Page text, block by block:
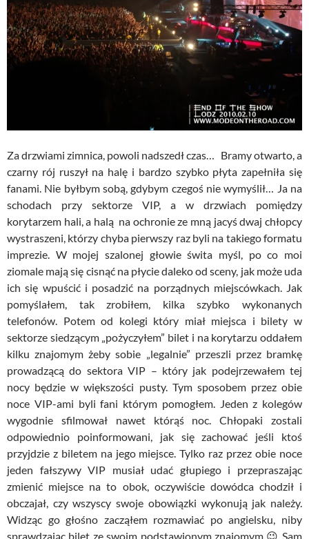
Za drzwiami zimnica, powoli nadszedł czas… Bramy otwarto, a
czarny rój ruszył na halę i bardzo szybko płyta zapełniła się
fanami. Nie byłbym sobą, gdybym czegoś nie wymyślił… Ja na
schodach przy sektorze VIP, a w drzwiach pomiędzy
korytarzem hali, a halą na ochronie ze mną jacyś dwaj chłopcy
wystraszeni, którzy chyba pierwszy raz byli na takiego formatu
imprezie. W mojej szalonej głowie świta myśl, po co moi
ziomale mają się cisnąć na płycie daleko od sceny, jak może uda
ich się wpuścić i posadzić na porządnych miejscówkach. Jak
pomyślałem, tak zrobiłem, kilka szybko wykonanych
telefonów. Potem od kolegi który miał miejsca i bilety w
sektorze siedzącym „pożyczyłem” bilet i na korytarzu oddałem
kilku znajomym żeby sobie „legalnie” przeszli przez bramkę
prowadzącą do sektora VIP – który jak podejrzewałem tej
nocy będzie w większości pusty. Tym sposobem przez obie
noce VIP-ami byli fani którym pomogłem. Jeden z kolegów
wygodnie sfilmował nawet którąś noc. Chłopaki zostali
odpowiednio poinformowani, jak się zachować jeśli ktoś
przyjdzie z biletem na jego miejsce. Tylko raz przez obie noce
jeden fałszywy VIP musiał udać głupiego i przepraszając
zmienić miejsce na to obok, oczywiście dowódca chodził i
obczajał, czy wszyscy swoje obowiązki wykonują jak należy.
Widząc go głośno zacząłem rozmawiać po angielsku, niby
sprawdzając bilet ze swoim podstawionym znajomym 😉 Sam